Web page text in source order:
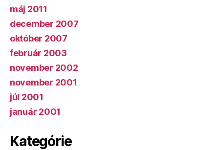
máj 2011
december 2007
október 2007
február 2003
november 2002
november 2001
júl 2001
január 2001
Kategórie